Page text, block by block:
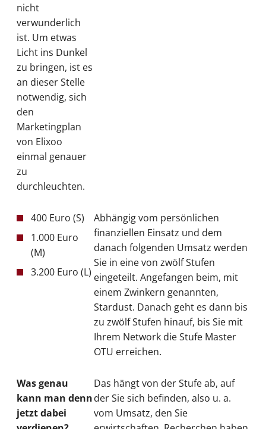
nicht
verwunderlich
ist. Um etwas
Licht ins Dunkel
zu bringen, ist es
an dieser Stelle
notwendig, sich
den
Marketingplan
von Elixoo
einmal genauer
zu
durchleuchten.
400 Euro (S)
1.000 Euro
(M)
3.200 Euro (L)
Abhängig vom persönlichen
finanziellen Einsatz und dem
danach folgenden Umsatz werden
Sie in eine von zwölf Stufen
eingeteilt. Angefangen beim, mit
einem Zwinkern genannten,
Stardust. Danach geht es dann bis
zu zwölf Stufen hinauf, bis Sie mit
Ihrem Network die Stufe Master
OTU erreichen.
Was genau
kann man denn
jetzt dabei
Das hängt von der Stufe ab, auf
der Sie sich befinden, also u. a.
vom Umsatz, den Sie